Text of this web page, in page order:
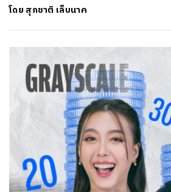
โดย สุภชาติ เล็บนาค